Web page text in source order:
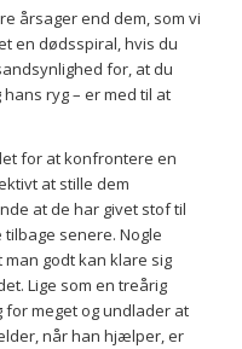
årsager end dem, som vi
en dødsspiral, hvis du
for, at du
ryg – er med til at
for at konfrontere en
at stille dem
at de har givet stof til
senere. Nogle
man godt kan klare sig
Lige som en treårig
for meget og undlader at
når han hjælper, er